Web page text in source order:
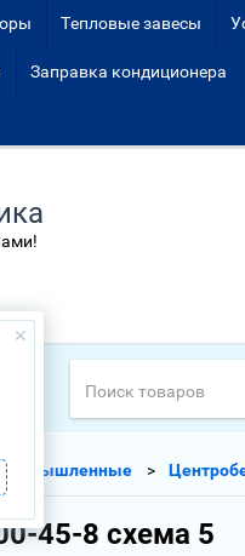
Тепловые завесы
Заправка кондиционера
45-8 схема 5